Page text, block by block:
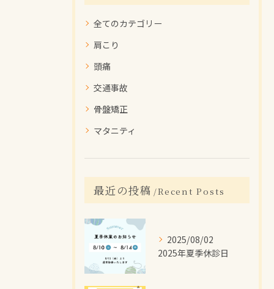
全てのカテゴリー
肩こり
頭痛
交通事故
骨盤矯正
マタニティ
最近の投稿 Recent Posts
2025/08/02
2025年夏季休診日